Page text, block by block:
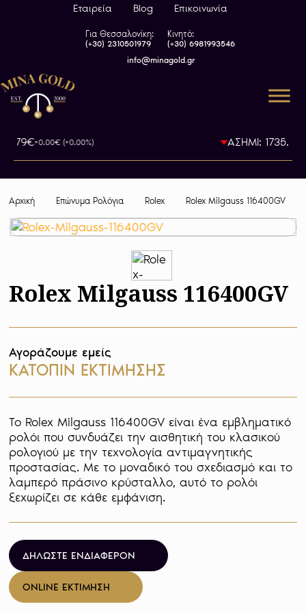
Εταιρεία Blog Επικοινωνία
Για Θεσσαλονίκη:
(+30) 2310501979
Κινητό:
(+30) 6981993546
info@minagold.gr
+0.00€ (+0.00%) ΑΣΗΜΙ: 1735.5€
Αρχική Επώνυμα Ρολόγια Rolex Rolex Milgauss 116400GV
Rolex Milgauss 116400GV
Αγοράζουμε εμείς
ΚΑΤΟΠΙΝ ΕΚΤΙΜΗΣΗΣ
Το Rolex Milgauss 116400GV είναι ένα εμβληματικό
ρολόι που συνδυάζει την αισθητική του κλασικού
ρολογιού με την τεχνολογία αντιμαγνητικής
προστασίας. Με το μοναδικό του σχεδιασμό και το
λαμπερό πράσινο κρύσταλλο, αυτό το ρολόι
ξεχωρίζει σε κάθε εμφάνιση.
ΔΗΛΩΣΤΕ ΕΝΔΙΑΦΕΡΟΝ
ONLINE ΕΚΤΙΜΗΣΗ